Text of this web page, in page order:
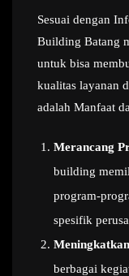
Sesuai dengan
Building Batang
untuk bisa
kualitas layanan
adalah Manfaat
Merancang
building
program-
spesifik
berbagai